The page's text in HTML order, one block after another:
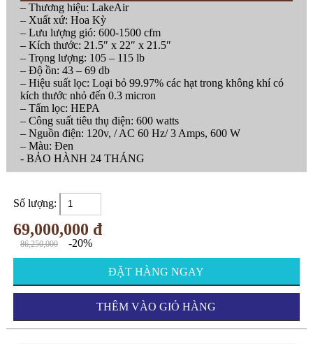
– Thương hiệu: LakeAir
– Xuất xứ: Hoa Kỳ
– Lưu lượng gió: 600-1500 cfm
– Kích thước: 21.5″ x 22″ x 21.5″
– Trọng lượng: 105 – 115 lb
– Độ ồn: 43 – 69 db
– Hiệu suất lọc: Loại bỏ 99.97% các hạt trong không khí có
kích thước nhỏ đến 0.3 micron
– Tấm lọc: HEPA
– Công suất tiêu thụ điện: 600 watts
– Nguồn điện: 120v, / AC 60 Hz/ 3 Amps, 600 W
– Màu: Đen
- BẢO HÀNH 24 THÁNG
Số lượng:
69,000,000 đ
86,250,000 -20%
ĐẶT HÀNG NGAY
THÊM VÀO GIỎ HÀNG